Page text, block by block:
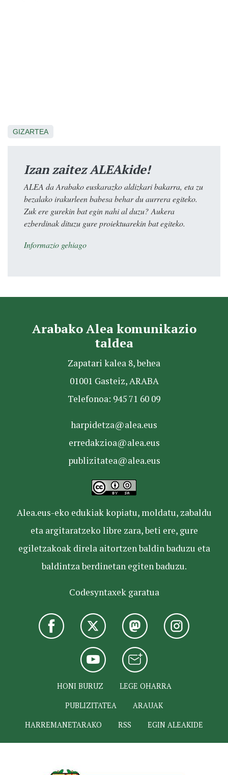
GIZARTEA
Izan zaitez ALEAkide!
ALEA da Arabako euskarazko aldizkari bakarra, eta zu
bezalako irakurleen babesa behar du aurrera egiteko.
Zuk ere gurekin bat egin nahi al duzu? Aukera
ezberdinak dituzu gure proiektuarekin bat egiteko.
Informazio gehiago
Arabako Alea komunikazio
taldea
Zapatari kalea 8, behea
01001 Gasteiz, ARABA
Telefonoa: 945 71 60 09
harpidetza@alea.eus
erredakzioa@alea.eus
publizitatea@alea.eus
Alea.eus-eko edukiak kopiatu, moldatu, zabaldu
eta argitaratzeko libre zara, beti ere, gure
egiletzakoak direla aitortzen baldin baduzu eta
baldintza berdinetan egiten baduzu.
Codesyntaxek garatua
HONI BURUZ
LEGE OHARRA
PUBLIZITATEA
ARAUAK
HARREMANETARAKO
RSS EGIN ALEAKIDE